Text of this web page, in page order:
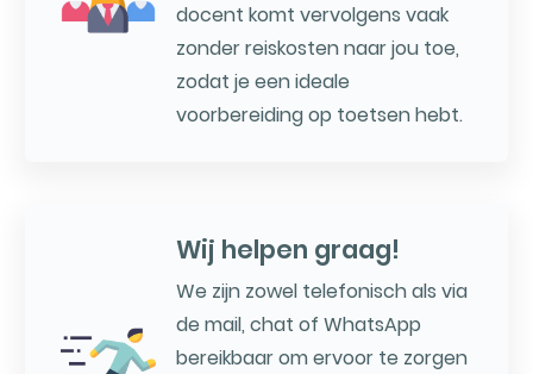
docent komt vervolgens vaak
zonder reiskosten naar jou toe,
zodat je een ideale
voorbereiding op toetsen hebt.
Wij helpen graag!
We zijn zowel telefonisch als via
de mail, chat of WhatsApp
bereikbaar om ervoor te zorgen